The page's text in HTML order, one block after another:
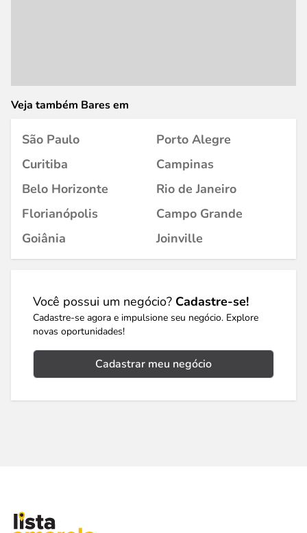
Veja também Bares em
São Paulo
Porto Alegre
Curitiba
Campinas
Belo Horizonte
Rio de Janeiro
Florianópolis
Campo Grande
Goiânia
Joinville
Você possui um negócio? Cadastre-se!
Cadastre-se agora e impulsione seu negócio. Explore
novas oportunidades!
Cadastrar meu negócio